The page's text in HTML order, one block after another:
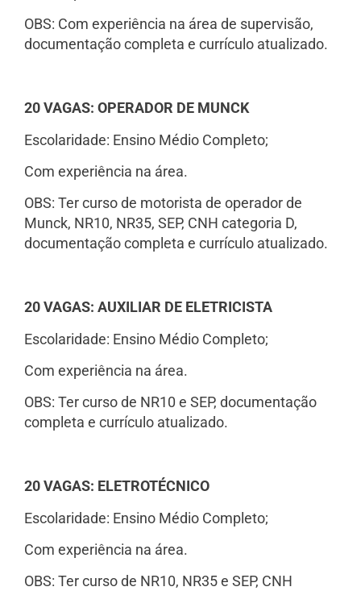
OBS: Com experiência na área de supervisão,
documentação completa e currículo atualizado.
20 VAGAS: OPERADOR DE MUNCK
Escolaridade: Ensino Médio Completo;
Com experiência na área.
OBS: Ter curso de motorista de operador de
Munck, NR10, NR35, SEP, CNH categoria D,
documentação completa e currículo atualizado.
20 VAGAS: AUXILIAR DE ELETRICISTA
Escolaridade: Ensino Médio Completo;
Com experiência na área.
OBS: Ter curso de NR10 e SEP, documentação
completa e currículo atualizado.
20 VAGAS: ELETROTÉCNICO
Escolaridade: Ensino Médio Completo;
Com experiência na área.
OBS: Ter curso de NR10, NR35 e SEP, CNH